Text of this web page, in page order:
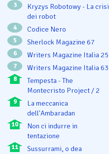
3
Kryzys Robotowy - La crisi
dei robot
4 Codice Nero
5 Sherlock Magazine 67
6 Writers Magazine Italia 25
7 Writers Magazine Italia 63
8
Tempesta - The
Montecristo Project / 2
9
La meccanica
dell'Ambaradan
10
Non ci indurre in
tentazione
11 Sussurrami, o dea